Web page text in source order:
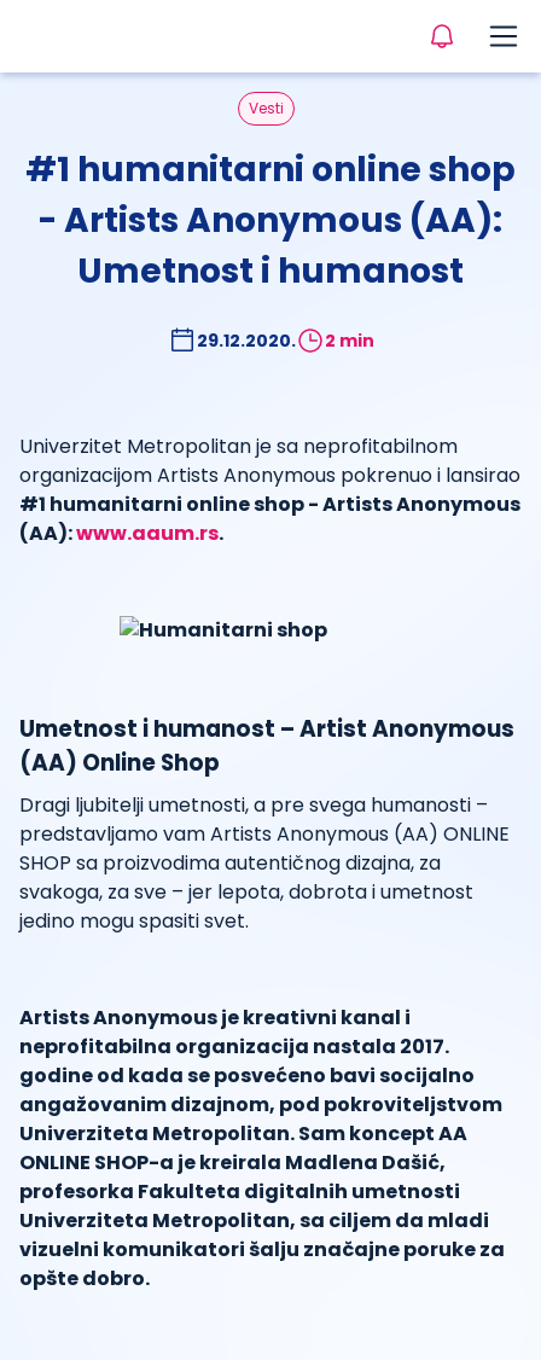
Vesti
#1 humanitarni online shop
- Artists Anonymous (AA):
Umetnost i humanost
29.12.2020. 2 min
Univerzitet Metropolitan je sa neprofitabilnom
organizacijom Artists Anonymous pokrenuo i lansirao
#1 humanitarni online shop - Artists Anonymous
(AA):www.aaum.rs.
Umetnost i humanost – Artist Anonymous
(AA) Online Shop
Dragi ljubitelji umetnosti, a pre svega humanosti –
predstavljamo vam Artists Anonymous (AA) ONLINE
SHOP sa proizvodima autentičnog dizajna, za
svakoga, za sve – jer lepota, dobrota i umetnost
jedino mogu spasiti svet.
Artists Anonymous je kreativni kanal i
neprofitabilna organizacija nastala 2017.
godine od kada se posvećeno bavi socijalno
angažovanim dizajnom, pod pokroviteljstvom
Univerziteta Metropolitan. Sam koncept AA
ONLINE SHOP-a je kreirala Madlena Dašić,
profesorka Fakulteta digitalnih umetnosti
Univerziteta Metropolitan, sa ciljem da mladi
vizuelni komunikatori šalju značajne poruke za
opšte dobro.